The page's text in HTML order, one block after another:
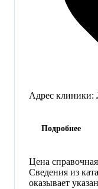
Адрес клиники:
Подробнее
Цена
Сведения из
оказывает